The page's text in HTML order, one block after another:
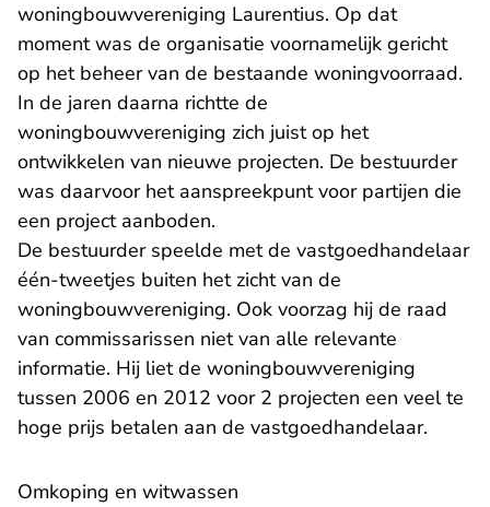
woningbouwvereniging Laurentius. Op dat
moment was de organisatie voornamelijk gericht
op het beheer van de bestaande woningvoorraad.
In de jaren daarna richtte de
woningbouwvereniging zich juist op het
ontwikkelen van nieuwe projecten. De bestuurder
was daarvoor het aanspreekpunt voor partijen die
een project aanboden.
De bestuurder speelde met de vastgoedhandelaar
één-tweetjes buiten het zicht van de
woningbouwvereniging. Ook voorzag hij de raad
van commissarissen niet van alle relevante
informatie. Hij liet de woningbouwvereniging
tussen 2006 en 2012 voor 2 projecten een veel te
hoge prijs betalen aan de vastgoedhandelaar.
Omkoping en witwassen